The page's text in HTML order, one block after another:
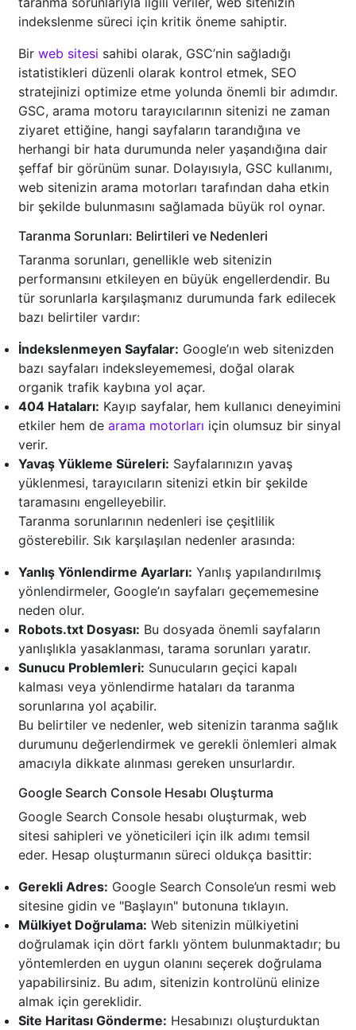
indekslenme süreci için kritik öneme sahiptir.
Bir web sitesi sahibi olarak, GSC’nin sağladığı
istatistikleri düzenli olarak kontrol etmek, SEO
stratejinizi optimize etme yolunda önemli bir adımdır.
GSC, arama motoru tarayıcılarının sitenizi ne zaman
ziyaret ettiğine, hangi sayfaların tarandığına ve
herhangi bir hata durumunda neler yaşandığına dair
şeffaf bir görünüm sunar. Dolayısıyla, GSC kullanımı,
web sitenizin arama motorları tarafından daha etkin
bir şekilde bulunmasını sağlamada büyük rol oynar.
Taranma Sorunları: Belirtileri ve Nedenleri
Taranma sorunları, genellikle web sitenizin
performansını etkileyen en büyük engellerdendir. Bu
tür sorunlarla karşılaşmanız durumunda fark edilecek
bazı belirtiler vardır:
İndekslenmeyen Sayfalar: Google’ın web sitenizden
bazı sayfaları indeksleyememesi, doğal olarak
organik trafik kaybına yol açar.
404 Hataları: Kayıp sayfalar, hem kullanıcı deneyimini
etkiler hem de arama motorları için olumsuz bir sinyal
verir.
Yavaş Yükleme Süreleri: Sayfalarınızın yavaş
yüklenmesi, tarayıcıların sitenizi etkin bir şekilde
taramasını engelleyebilir.
Taranma sorunlarının nedenleri ise çeşitlilik
gösterebilir. Sık karşılaşılan nedenler arasında:
Yanlış Yönlendirme Ayarları: Yanlış yapılandırılmış
yönlendirmeler, Google’ın sayfaları geçememesine
neden olur.
Robots.txt Dosyası: Bu dosyada önemli sayfaların
yanlışlıkla yasaklanması, tarama sorunları yaratır.
Sunucu Problemleri: Sunucuların geçici kapalı
kalması veya yönlendirme hataları da taranma
sorunlarına yol açabilir.
Bu belirtiler ve nedenler, web sitenizin taranma sağlık
durumunu değerlendirmek ve gerekli önlemleri almak
amacıyla dikkate alınması gereken unsurlardır.
Google Search Console Hesabı Oluşturma
Google Search Console hesabı oluşturmak, web
sitesi sahipleri ve yöneticileri için ilk adımı temsil
eder. Hesap oluşturmanın süreci oldukça basittir:
Gerekli Adres: Google Search Console’un resmi web
sitesine gidin ve "Başlayın" butonuna tıklayın.
Mülkiyet Doğrulama: Web sitenizin mülkiyetini
doğrulamak için dört farklı yöntem bulunmaktadır; bu
yöntemlerden en uygun olanını seçerek doğrulama
yapabilirsiniz. Bu adım, sitenizin kontrolünü elinize
almak için gereklidir.
Site Haritası Gönderme: Hesabınızı oluşturduktan